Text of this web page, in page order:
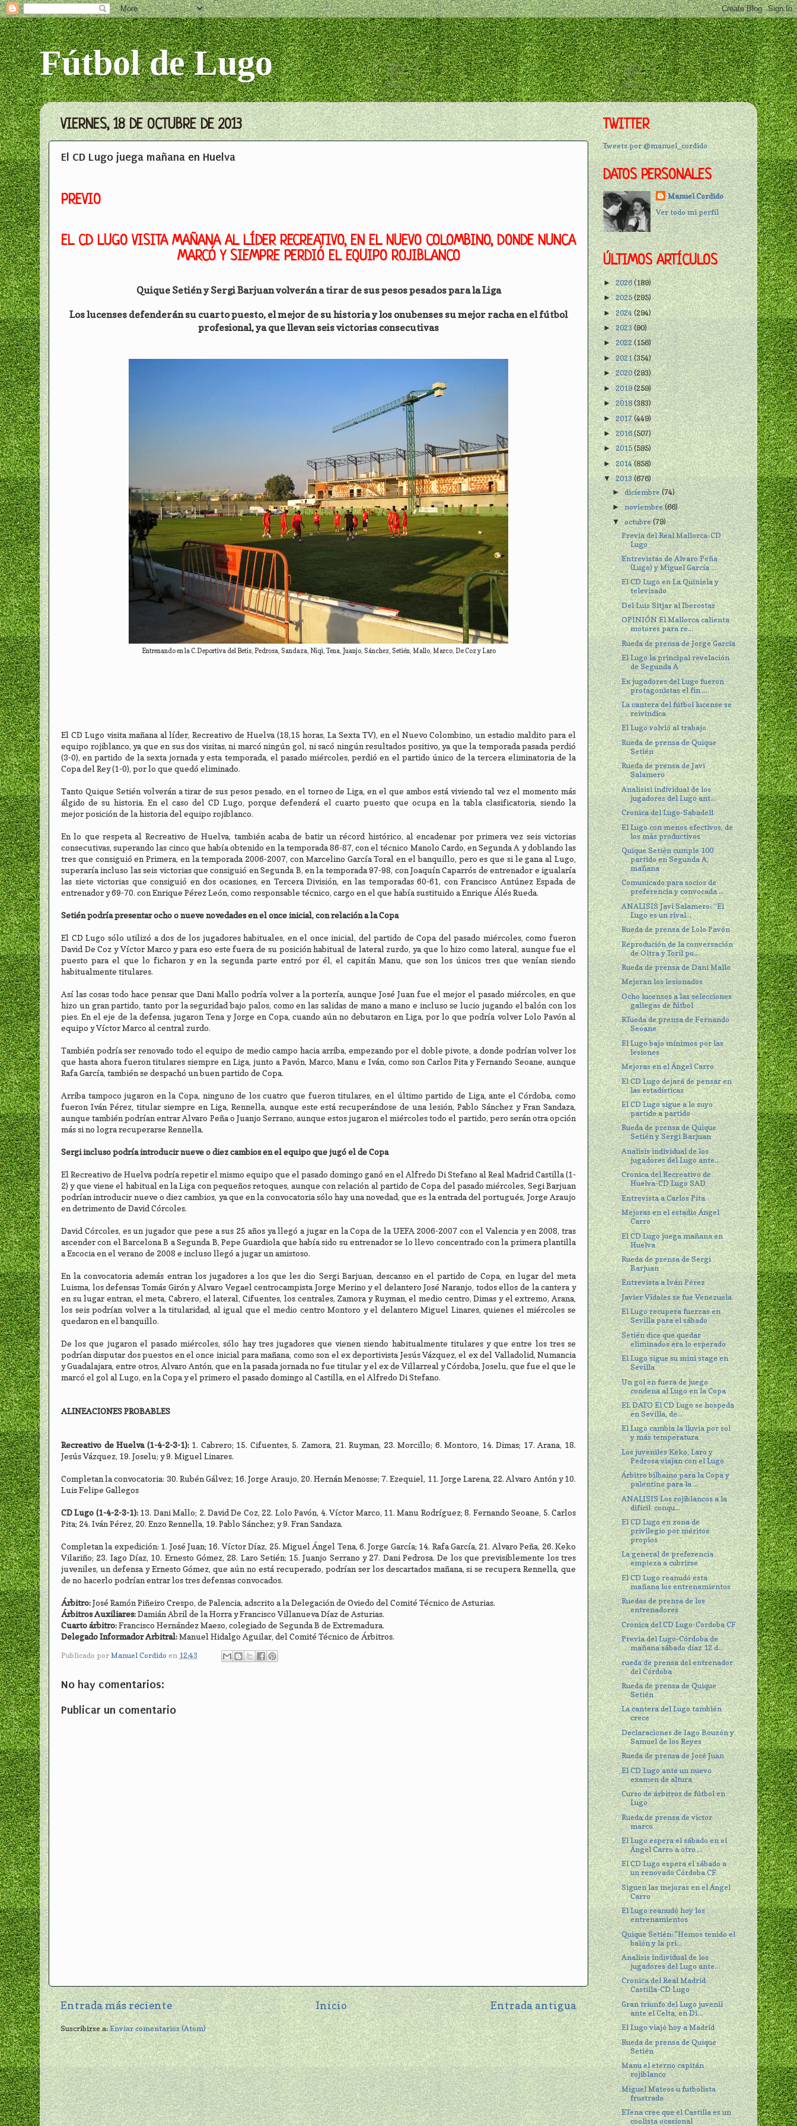
Fútbol de Lugo
VIERNES, 18 DE OCTUBRE DE 2013
El CD Lugo juega mañana en Huelva
PREVIO
EL CD LUGO VISITA MAÑANA AL LÍDER RECREATIVO, EN EL NUEVO COLOMBINO, DONDE NUNCA
MARCÓ Y SIEMPRE PERDIÓ EL EQUIPO ROJIBLANCO
Quique Setién y Sergi Barjuan volverán a tirar de sus pesos pesados para la Liga
Los lucenses defenderán su cuarto puesto, el mejor de su historia y los onubenses su mejor racha en el fútbol
profesional, ya que llevan seis victorias consecutivas
Entrenando en la C.Deportiva del Betis, Pedrosa, Sandaza, Niqi, Tena, Juanjo, Sánchez, Setién, Mallo, Marco, De Coz y Laro
El CD Lugo visita mañana al líder, Recreativo de Huelva (18,15 horas, La Sexta TV), en el Nuevo Colombino, un estadio maldito para el
equipo rojiblanco, ya que en sus dos visitas, ni marcó ningún gol, ni sacó ningún resultados positivo, ya que la temporada pasada perdió
(3-0), en partido de la sexta jornada y esta temporada, el pasado miércoles, perdió en el partido único de la tercera eliminatoria de la
Copa del Rey (1-0), por lo que quedó eliminado.
Tanto Quique Setién volverán a tirar de sus pesos pesado, en el torneo de Liga, en el que ambos está viviendo tal vez el momento más
álgido de su historia. En el caso del CD Lugo, porque defenderá el cuarto puesto que ocupa en la tabla clasificatoria, siendo la
mejor posición de la historia del equipo rojiblanco.
En lo que respeta al Recreativo de Huelva, también acaba de batir un récord histórico, al encadenar por primera vez seis victorias
consecutivas, superando las cinco que había obtenido en la temporada 86-87, con el técnico Manolo Cardo, en Segunda A y doblando las
tres que consiguió en Primera, en la temporada 2006-2007, con Marcelino García Toral en el banquillo, pero es que si le gana al Lugo,
superaría incluso las seis victorias que consiguió en Segunda B, en la temporada 97-98, con Joaquín Caparrós de entrenador e igualaría
las siete victorias que consiguió en dos ocasiones, en Tercera División, en las temporadas 60-61, con Francisco Antúnez Espada de
entrenador y 69-70. con Enrique Pérez León, como responsable técnico, cargo en el que había sustituido a Enrique Álés Rueda.
Setién podría presentar ocho o nueve novedades en el once inicial, con relación a la Copa
El CD Lugo sólo utilizó a dos de los jugadores habituales, en el once inicial, del partido de Copa del pasado miércoles, como fueron
David De Coz y Víctor Marco y para eso este fuera de su posición habitual de lateral zurdo, ya que lo hizo como lateral, aunque fue el
puesto para el que lo ficharon y en la segunda parte entró por él, el capitán Manu, que son los únicos tres que venían siendo
habitualmente titulares.
Así las cosas todo hace pensar que Dani Mallo podría volver a la portería, aunque José Juan fue el mejor el pasado miércoles, en que
hizo un gran partido, tanto por la seguridad bajo palos, como en las salidas de mano a mano e incluso se lucio jugando el balón con los
pies. En el eje de la defensa, jugaron Tena y Jorge en Copa, cuando aún no debutaron en Liga, por lo que podría volver Lolo Pavón al
equipo y Víctor Marco al central zurdo.
También podría ser renovado todo el equipo de medio campo hacia arriba, empezando por el doble pivote, a donde podrían volver los
que hasta ahora fueron titulares siempre en Liga, junto a Pavón, Marco, Manu e Iván, como son Carlos Pita y Fernando Seoane, aunque
Rafa García, también se despachó un buen partido de Copa.
Arriba tampoco jugaron en la Copa, ninguno de los cuatro que fueron titulares, en el último partido de Liga, ante el Córdoba, como
fueron Iván Pérez, titular siempre en Liga, Rennella, aunque este está recuperándose de una lesión, Pablo Sánchez y Fran Sandaza,
aunque también podrían entrar Alvaro Peña o Juanjo Serrano, aunque estos jugaron el miércoles todo el partido, pero serán otra opción
más si no logra recuperarse Rennella.
Sergi incluso podría introducir nueve o diez cambios en el equipo que jugó el de Copa
El Recreativo de Huelva podría repetir el mismo equipo que el pasado domingo ganó en el Alfredo Di Stefano al Real Madrid Castilla (1-
2) y que viene el habitual en la Liga con pequeños retoques, aunque con relación al partido de Copa del pasado miércoles, Segi Barjuan
podrían introducir nueve o diez cambios, ya que en la convocatoria sólo hay una novedad, que es la entrada del portugués, Jorge Araujo
en detrimento de David Córcoles.
David Córcoles, es un jugador que pese a sus 25 años ya llegó a jugar en la Copa de la UEFA 2006-2007 con el Valencia y en 2008, tras
ascender con el Barcelona B a Segunda B, Pepe Guardiola que había sido su entrenador se lo llevo concentrado con la primera plantilla
a Escocia en el verano de 2008 e incluso llegó a jugar un amistoso.
En la convocatoria además entran los jugadores a los que les dio Sergi Barjuan, descanso en el partido de Copa, en lugar del meta
Luisma, los defensas Tomás Girón y Alvaro Vegael centrocampista Jorge Merino y el delantero José Naranjo, todos ellos de la cantera y
en su lugar entran, el meta, Cabrero, el lateral, Cifuentes, los centrales, Zamora y Ruyman, el medio centro, Dimas y el extremo, Arana,
los seis podrían volver a la titularidad, al igual que el medio centro Montoro y el delantero Miguel Linares, quienes el miércoles se
quedaron en el banquillo.
De los que jugaron el pasado miércoles, sólo hay tres jugadores que vienen siendo habitualmente titulares y que entre los tres se
podrían disputar dos puestos en el once inicial para mañana, como son el ex deportivista Jesús Vázquez, el ex del Valladolid, Numancia
y Guadalajara, entre otros, Alvaro Antón, que en la pasada jornada no fue titular y el ex de Villarreal y Córdoba, Joselu, que fue el que le
marcó el gol al Lugo, en la Copa y el primero el pasado domingo al Castilla, en el Alfredo Di Stefano.
ALINEACIONES PROBABLES
Recreativo de Huelva (1-4-2-3-1): 1. Cabrero; 15. Cifuentes, 5. Zamora, 21. Ruyman, 23. Morcillo; 6. Montoro, 14. Dimas; 17. Arana, 18.
Jesús Vázquez, 19. Joselu; y 9. Miguel Linares.
Completan la convocatoria: 30. Rubén Gálvez; 16. Jorge Araujo, 20. Hernán Menosse; 7. Ezequiel, 11. Jorge Larena, 22. Alvaro Antón y 10.
Luis Felipe Gallegos
CD Lugo (1-4-2-3-1): 13. Dani Mallo; 2. David De Coz, 22. Lolo Pavón, 4. Víctor Marco, 11. Manu Rodríguez; 8. Fernando Seoane, 5. Carlos
Pita; 24. Iván Pérez, 20. Enzo Rennella, 19. Pablo Sánchez; y 9. Fran Sandaza.
Completan la expedición: 1. José Juan; 16. Víctor Díaz, 25. Miguel Ángel Tena, 6. Jorge García; 14. Rafa García, 21. Alvaro Peña, 26. Keko
Vilariño; 23. Iago Díaz, 10. Ernesto Gómez, 28. Laro Setién; 15. Juanjo Serrano y 27. Dani Pedrosa. De los que previsiblemente los tres
juveniles, un defensa y Ernesto Gómez, que aún no está recuperado, podrían ser los descartados mañana, si se recupera Rennella, que
de no hacerlo podrían entrar los tres defensas convocados.
Árbitro:José Ramón Piñeiro Crespo, de Palencia, adscrito a la Delegación de Oviedo del Comité Técnico de Asturias.
Árbitros Auxiliares:Damián Abril de la Horra y Francisco Villanueva Díaz de Asturias.
Cuarto árbitro:Francisco Hernández Maeso, colegiado de Segunda B de Extremadura.
Delegado Informador Arbitral:Manuel Hidalgo Aguilar, del Comité Técnico de Árbitros.
Publicado por Manuel Cordido en 12:43
No hay comentarios:
Publicar un comentario
Entrada más reciente Entrada antigua
Inicio
Suscribirse a:Enviar comentarios (Atom)
TWITTER
Tweets por @manuel_cordido
DATOS PERSONALES
Manuel Cordido
Ver todo mi perfil
ÚLTIMOS ARTÍCULOS
►2026(189)
►2025(295)
►2024(294)
►2023(90)
►2022(156)
►2021(354)
►2020(293)
►2019(259)
►2018(383)
►2017(449)
►2016(507)
►2015(595)
►2014(858)
▼2013(676)
►diciembre(74)
►noviembre(66)
▼octubre(79)
Previa del Real Mallorca-CD
Lugo
Entrevistas de Alvaro Peña
(Lugo) y Miguel García ...
El CD Lugo en La Quiniela y
televisado
Del Luis Sitjar al Iberostar
OPINIÓN El Mallorca calienta
motores para re...
Rueda de prensa de Jorge García
El Lugo la principal revelación
de Segunda A
Ex jugadores del Lugo fueron
protagonistas el fin ...
La cantera del fútbol lucense se
reivindica
El Lugo volvió al trabajo
Rueda de prensa de Quique
Setién
Rueda de prensa de Javi
Salamero
Analisisi individual de los
jugadores del Lugo ant...
Cronica del Lugo-Sabadell
El Lugo con menos efectivos, de
los más productivos
Quique Setién cumple 100
partido en Segunda A,
mañana
Comunicado para socios de
preferencia y convocada ...
ANALISIS Javi Salamero: “El
Lugo es un rival...
Rueda de prensa de Lolo Pavón
Reprodución de la conversación
de Oltra y Toril po...
Rueda de prensa de Dani Mallo
Mejoran los lesionados
Ocho lucenses a las selecciones
gallegas de fútbol
RTueda de prensa de Fernando
Seoane
El Lugo bajo mínimos por las
lesiones
Mejoras en el Ángel Carro
El CD Lugo dejará de pensar en
las estadísticas
El CD Lugo sigue a lo suyo
partido a partido
Rueda de prensa de Quique
Setién y Sergi Barjuan
Analisis individual de los
jugadores del Lugo ante...
Cronica del Recreativo de
Huelva-CD Lugo SAD
Entrevista a Carlos Pita
Mejoras en el estadio Ángel
Carro
El CD Lugo juega mañana en
Huelva
Rueda de prensa de Sergi
Barjuan
Entrevista a Iván Pérez
Javier Vidales se fue Venezuela
El Lugo recupera fuerzas en
Sevilla para el sábado
Setién dice que quedar
eliminados era lo esperado
El Lugo sigue su mini stage en
Sevilla
Un gol en fuera de juego
condena al Lugo en la Copa
EL DATO El CD Lugo se hospeda
en Sevilla, de...
El Lugo cambia la lluvia por sol
y más temperatura
Los juveniles Keko, Laro y
Pedrosa viajan con el Lugo
Árbitro bilbaino para la Copa y
palentino para la ...
ANALISIS Los rojiblancos a la
difícil conqu...
El CD Lugo en zona de
privilegio por méritos
propios
La general de preferencia
empieza a cubrirse
El CD Lugo reanudó esta
mañana los entrenamientos
Ruedas de prensa de los
entrenadores
Cronica del CD Lugo-Cordoba CF
Previa del Lugo-Córdoba de
mañana sábado díaz 12 d...
rueda de prensa del entrenador
del Córdoba
Rueda de prensa de Quique
Setién
La cantera del Lugo también
crece
Declaraciones de Iago Bouzón y
Samuel de los Reyes
Rueda de prensa de José Juan
El CD Lugo ante un nuevo
examen de altura
Curso de árbitros de fútbol en
Lugo
Rueda de prensa de victor
marco
El Lugo espera el sábado en el
Ángel Carro a otro ...
El CD Lugo espera el sábado a
un renovado Córdoba CF
Siguen las mejoras en el Ángel
Carro
El Lugo reanudó hoy los
entrenamientos
Quique Setién: "Hemos tenido el
balón y la pri...
Analisis individual de los
jugadores del Lugo ante...
Cronica del Real Madrid
Castilla-CD Lugo
Gran triunfo del Lugo juvenil
ante el Celta, en Di...
El Lugo viajó hoy a Madrid
Rueda de prensa de Quique
Setién
Manu el eterno capitán
rojiblanco
Miguel Mateos u futbolista
frustrado
ETena cree que el Castilla es un
coolista ocasional